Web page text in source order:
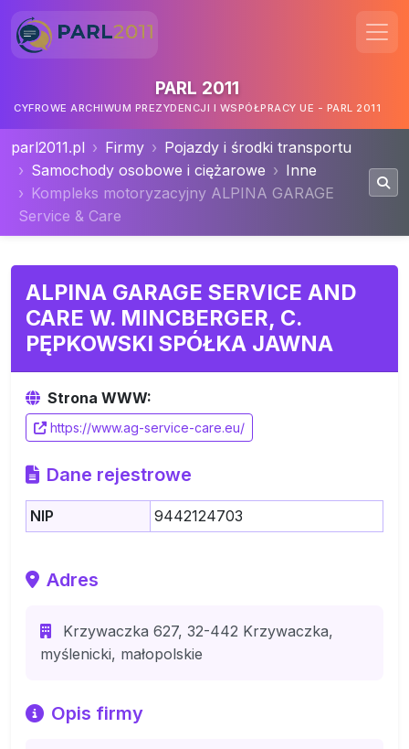
PARL 2011
CYFROWE ARCHIWUM PREZYDENCJI I WSPÓŁPRACY UE - PARL 2011
parl2011.pl Firmy
Pojazdy i środki transportu
Samochody osobowe i ciężarowe
Inne
Kompleks motoryzacyjny ALPINA GARAGE
Service & Care
ALPINA GARAGE SERVICE AND
CARE W. MINCBERGER, C.
PĘPKOWSKI SPÓŁKA JAWNA
Strona WWW:
https://www.ag-service-care.eu/
Dane rejestrowe
NIP 9442124703
Adres
Krzywaczka 627, 32-442 Krzywaczka,
myślenicki, małopolskie
Opis firmy